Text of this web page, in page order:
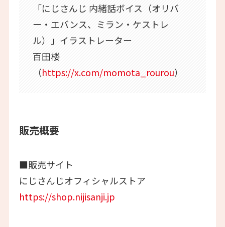
「にじさんじ 内緒話ボイス（オリバ
ー・エバンス、ミラン・ケストレ
ル）」イラストレーター
百田楼
（https://x.com/momota_rourou）
販売概要
■販売サイト
にじさんじオフィシャルストア
https://shop.nijisanji.jp